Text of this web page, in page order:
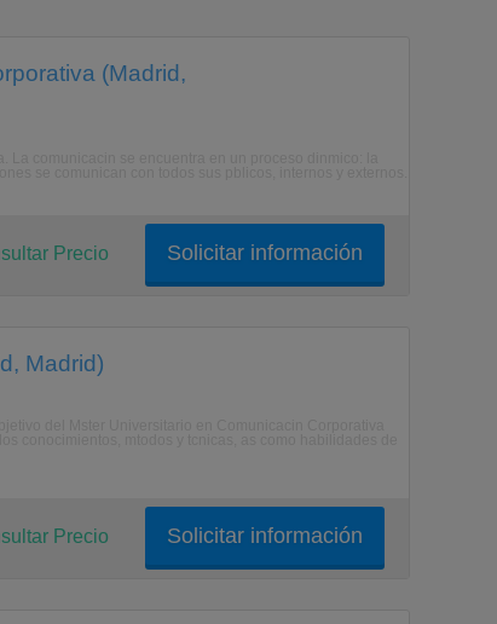
(Madrid,
Solicitar información
Precio
Madrid)
Solicitar información
Precio